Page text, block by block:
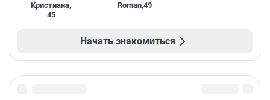
Кристиана,
45
Roman,49
Начать знакомиться